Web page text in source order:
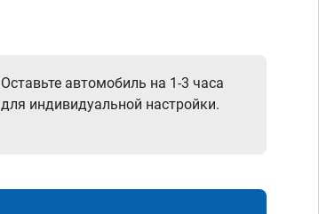
Оставьте автомобиль на 1-3 часа
для индивидуальной настройки.